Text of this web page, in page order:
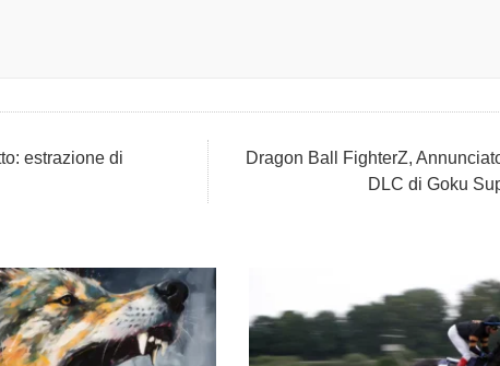
Dragon Ball FighterZ,
DLC di Goku
estrazione di